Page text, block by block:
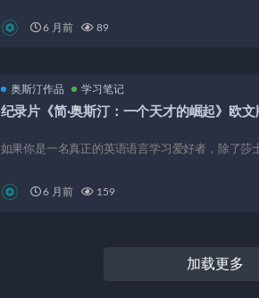
6 月前 89
奥斯汀作品 学习笔记
纪录片《简·奥斯汀：一个天才的崛起》欧
如果你是一名真正的英语语言学习爱好者，除了莎
6 月前 159
加载更多